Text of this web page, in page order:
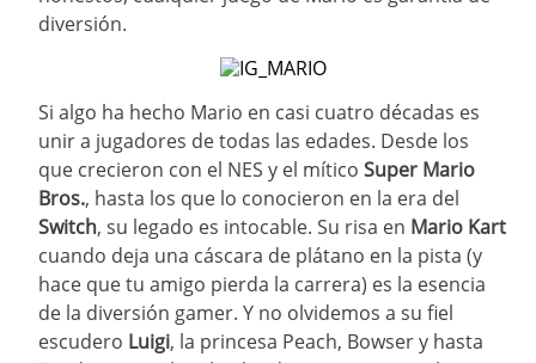
diversión.
Si algo ha hecho Mario en casi cuatro décadas es
unir a jugadores de todas las edades. Desde los
que crecieron con el NES y el mítico Super Mario
Bros., hasta los que lo conocieron en la era del
Switch, su legado es intocable. Su risa en Mario Kart
cuando deja una cáscara de plátano en la pista (y
hace que tu amigo pierda la carrera) es la esencia
de la diversión gamer. Y no olvidemos a su fiel
escudero Luigi, la princesa Peach, Bowser y hasta